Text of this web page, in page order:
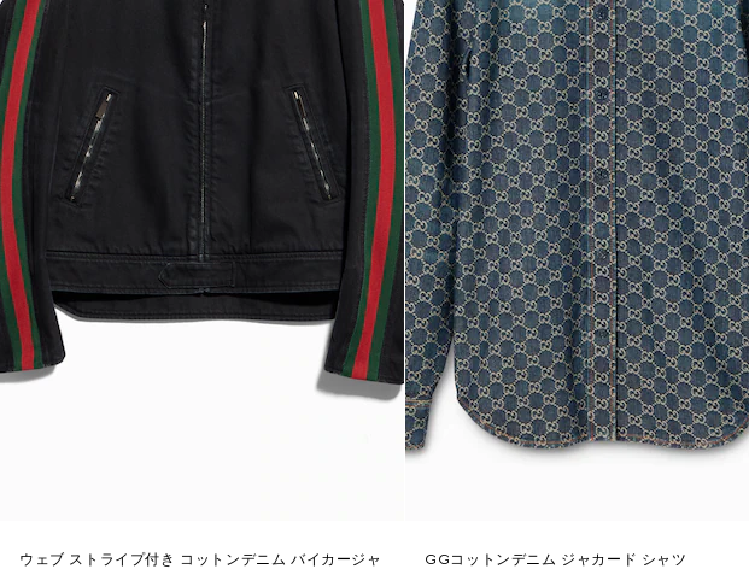
ウェブ ストライプ付き コットンデニム バイカージャ
GGコットンデニム ジャカード シャツ